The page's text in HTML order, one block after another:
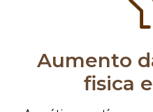
Aumento
fisica